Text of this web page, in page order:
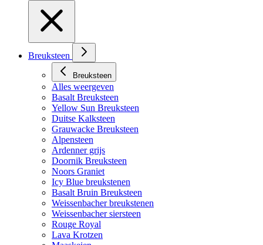
Breuksteen
Breuksteen
Alles weergeven
Basalt Breuksteen
Yellow Sun Breuksteen
Duitse Kalksteen
Grauwacke Breuksteen
Alpensteen
Ardenner grijs
Doornik Breuksteen
Noors Graniet
Icy Blue breukstenen
Basalt Bruin Breuksteen
Weissenbacher breukstenen
Weissenbacher siersteen
Rouge Royal
Lava Krotzen